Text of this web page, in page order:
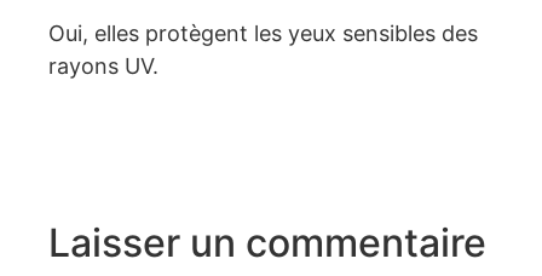
Oui, elles protègent les yeux sensibles des
rayons UV.
Laisser un commentaire